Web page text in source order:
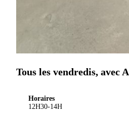
Tous les vendredis, avec
Horaires
12H30-14H